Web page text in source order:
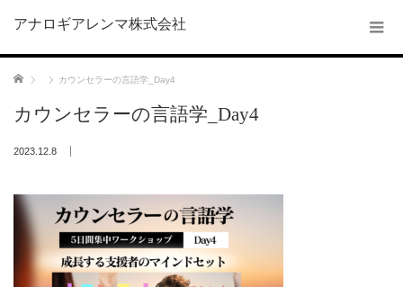
アナロギアレンマ株式会社
ホーム カウンセラーの言語学_Day4
カウンセラーの言語学_Day4
2023.12.8